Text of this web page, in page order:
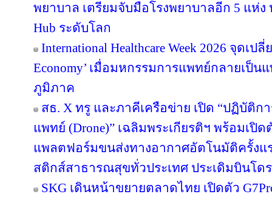
พยาบาล เตรียมจับมือโรงพยาบาลอีก 5 แห่ง
Hub ระดับโลก
International Healthcare Week 2026 จุดเป
Economy’ เมื่อมหกรรมการแพทย์กลายเป็
ภูมิภาค
สธ. X ทรู และภาคีเครือข่าย เปิด “ปฏิบัติ
แพทย์ (Drone)” เฉลิมพระเกียรติฯ พร้อมเปิ
แพลตฟอร์มขนส่งทางอากาศอัตโนมัติครั้งแ
สติกส์สาธารณสุขทั่วประเทศ ประเดิมบินโ
SKG เดินหน้าขยายตลาดไทย เปิดตัว